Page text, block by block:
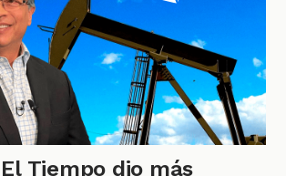
Tiempo dio más